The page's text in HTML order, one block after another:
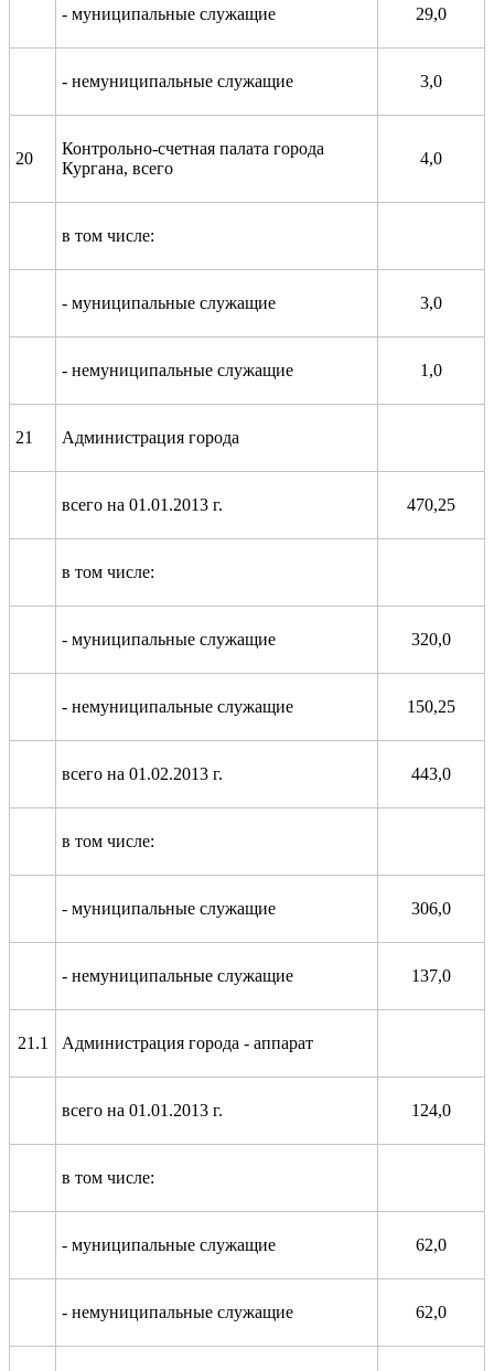
- муниципальные служащие 29,0
- немуниципальные служащие 3,0
20
Контрольно-счетная палата города
Кургана, всего
4,0
в том числе:
- муниципальные служащие 3,0
- немуниципальные служащие 1,0
21 Администрация города
всего на 01.01.2013 г. 470,25
в том числе:
- муниципальные служащие 320,0
- немуниципальные служащие 150,25
всего на 01.02.2013 г. 443,0
в том числе:
- муниципальные служащие 306,0
- немуниципальные служащие 137,0
21.1 Администрация города - аппарат
всего на 01.01.2013 г. 124,0
в том числе:
- муниципальные служащие 62,0
- немуниципальные служащие 62,0